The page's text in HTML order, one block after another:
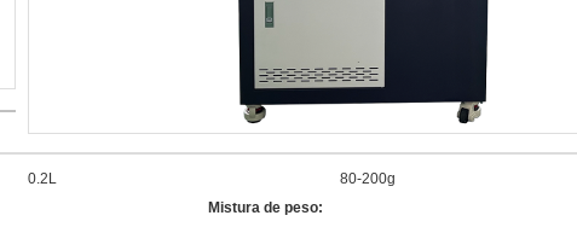
0.2L
Mistura de peso:
80-200g